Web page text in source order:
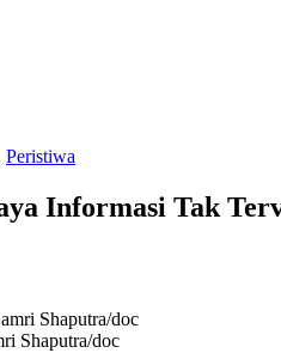
Peristiwa
Informasi Tak
Shaputra/doc